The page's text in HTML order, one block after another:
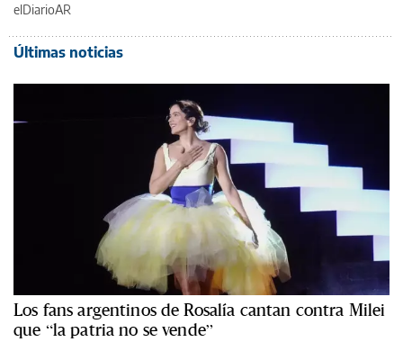
elDiarioAR
Últimas noticias
Los fans argentinos de Rosalía cantan contra Milei
que “la patria no se vende”